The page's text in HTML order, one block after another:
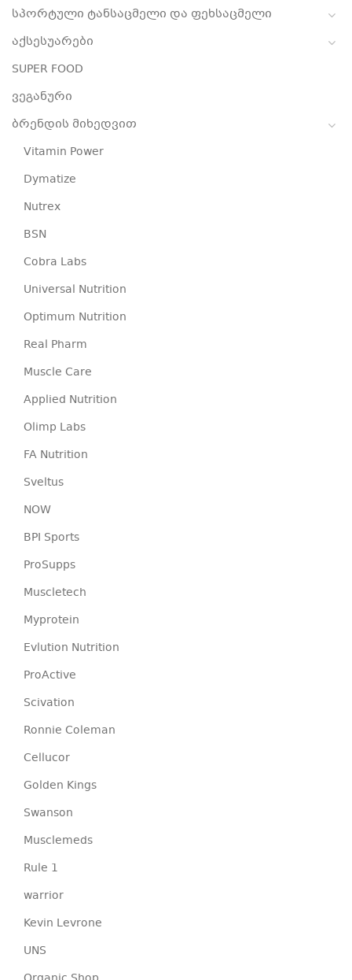
სპორტული ტანსაცმელი და ფეხსაცმელი
აქსესუარები
SUPER FOOD
ვეგანური
ბრენდის მიხედვით
Vitamin Power
Dymatize
Nutrex
BSN
Cobra Labs
Universal Nutrition
Optimum Nutrition
Real Pharm
Muscle Care
Applied Nutrition
Olimp Labs
FA Nutrition
Sveltus
NOW
BPI Sports
ProSupps
Muscletech
Myprotein
Evlution Nutrition
ProActive
Scivation
Ronnie Coleman
Cellucor
Golden Kings
Swanson
Musclemeds
Rule 1
warrior
Kevin Levrone
UNS